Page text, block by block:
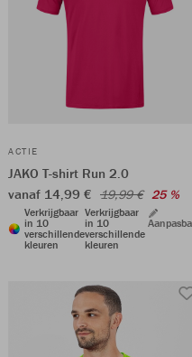
ACTIE
JAKO T-shirt Run 2.0
vanaf 14,99 € 19,99 € 25 %
Verkrijgbaar
in 10
verschillende
kleuren
Verkrijgbaar
in 10
verschillende
kleuren